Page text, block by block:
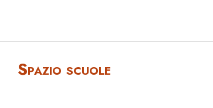
Spazio scuole